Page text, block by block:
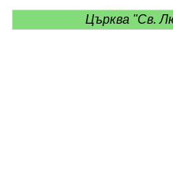
Църква "Св.